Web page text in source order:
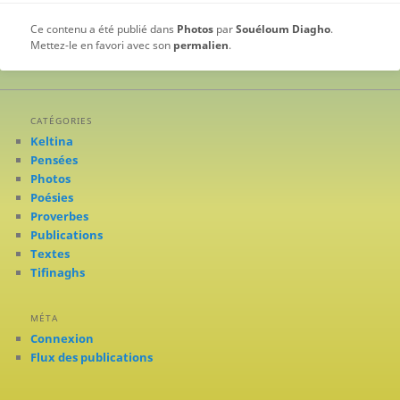
Ce contenu a été publié dans Photos parSouéloum Diagho.
Mettez-le en favori avec son permalien.
CATÉGORIES
Keltina
Pensées
Photos
Poésies
Proverbes
Publications
Textes
Tifinaghs
MÉTA
Connexion
Flux des publications